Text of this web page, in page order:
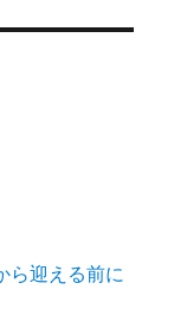
と
ら迎える前に